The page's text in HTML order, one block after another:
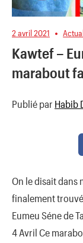
2 avril 2021
Kawtef –
marabout
Publié par Habib
On le disait dans
finalement trouvé
Eumeu Séne de
4 Avril Ce